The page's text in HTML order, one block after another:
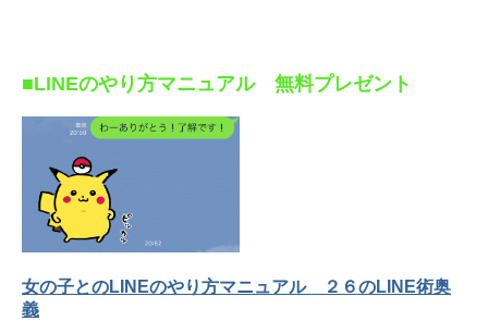
■LINEのやり方マニュアル 無料プレゼント
女の子とのLINEのやり方マニュアル ２６のLINE術奥
義